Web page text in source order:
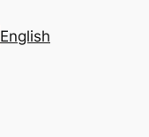
English